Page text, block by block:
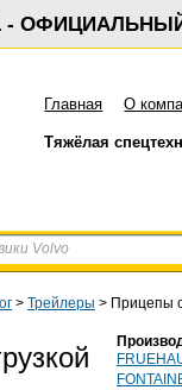
-
Главная О
Тяжёлая
> Трейлеры > Прицепы